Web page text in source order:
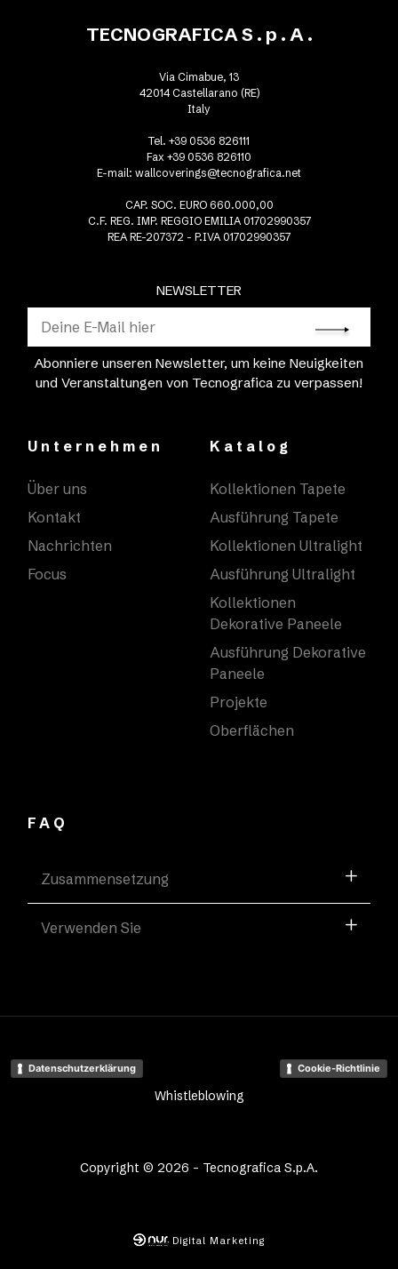
NEWSLETTER
Abonniere unseren Newsletter, um keine Neuigkeiten
und Veranstaltungen von Tecnografica zu verpassen!
TECNOGRAFICA S . p . A .
Via Cimabue, 13
42014 Castellarano (RE)
Italy
Tel. +39 0536 826111
Fax +39 0536 826110
E-mail: wallcoverings@tecnografica.net
CAP. SOC. EURO 660.000,00
C.F. REG. IMP. REGGIO EMILIA 01702990357
REA RE-207372 - P.IVA 01702990357
Unternehmen
Über uns
Kontakt
Nachrichten
Focus
Katalog
Kollektionen Tapete
Ausführung Tapete
Kollektionen Ultralight
Ausführung Ultralight
Kollektionen
Dekorative Paneele
Ausführung Dekorative
Paneele
Projekte
Oberflächen
FAQ
Zusammensetzung
Verwenden Sie
Copyright © 2026 - Tecnografica S.p.A.
Datenschutzerklärung Cookie-Richtlinie
Whistleblowing
Digital Marketing